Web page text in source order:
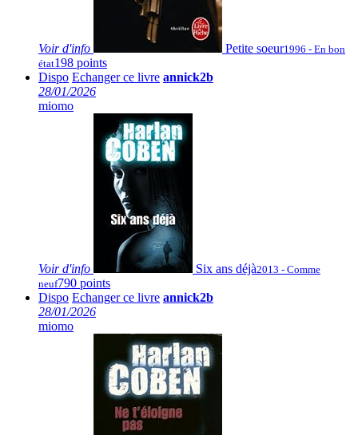
Voir d'info Petite soeur1996 - En bon
état198 points
Dispo Echanger ce livre annick2b
28/01/2026
miomo
Voir d'info Six ans déjà2013 - Comme
neuf790 points
Dispo Echanger ce livre annick2b
28/01/2026
miomo